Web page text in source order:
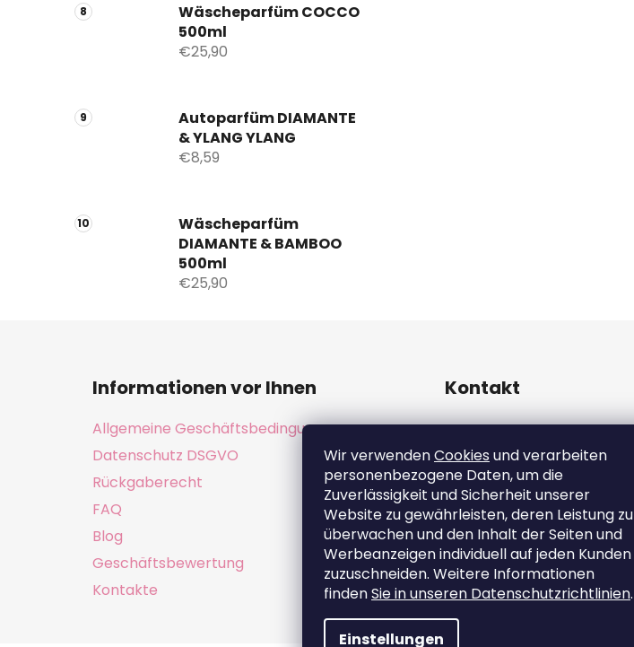
Wir verwendenCookies und verarbeiten
personenbezogene Daten, um die
Zuverlässigkeit und Sicherheit unserer
Website zu gewährleisten, deren Leistung zu
überwachen und den Inhalt der Seiten und
Werbeanzeigen individuell auf jeden Kunden
zuzuschneiden. Weitere Informationen
findenSie in unseren Datenschutzrichtlinien.
Einstellungen
Wäscheparfüm COCCO
500ml
€25,90
Autoparfüm DIAMANTE
& YLANG YLANG
€8,59
Wäscheparfüm
DIAMANTE & BAMBOO
500ml
€25,90
Informationen vor Ihnen
Allgemeine Geschäftsbedingungen
Datenschutz DSGVO
Rückgaberecht
FAQ
Blog
Geschäftsbewertung
Kontakte
Kontakt
+421911050251